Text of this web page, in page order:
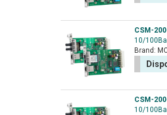
CSM-
10/
Brand:
CSM-
10/